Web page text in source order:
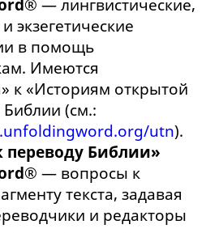
— лингвистические,
экзегетические
в помощь
Имеются
к «Историям открытой
(см.:
utn).
переводу Библии»
— вопросы к
текста, задавая
и редакторы